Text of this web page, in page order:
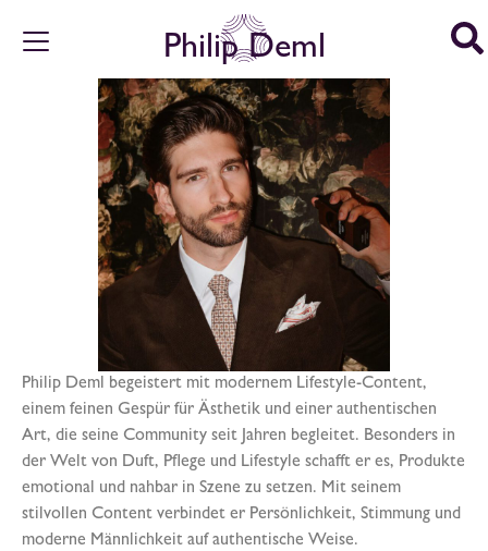
Philip Deml
Philip Deml begeistert mit modernem Lifestyle-Content,
einem feinen Gespür für Ästhetik und einer authentischen
Art, die seine Community seit Jahren begleitet. Besonders in
der Welt von Duft, Pflege und Lifestyle schafft er es, Produkte
emotional und nahbar in Szene zu setzen. Mit seinem
stilvollen Content verbindet er Persönlichkeit, Stimmung und
moderne Männlichkeit auf authentische Weise.